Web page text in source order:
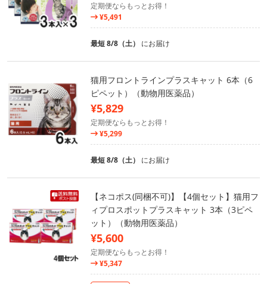
定期便ならもっとお得！
¥5,491
最短 8/8（土） にお届け
猫用フロントラインプラスキャット 6本（6
ピペット）（動物用医薬品）
¥5,829
定期便ならもっとお得！
¥5,299
最短 8/8（土） にお届け
【ネコポス(同梱不可)】【4個セット】猫用フ
ィプロスポットプラスキャット 3本（3ピペ
ット）（動物用医薬品）
¥5,600
定期便ならもっとお得！
¥5,347